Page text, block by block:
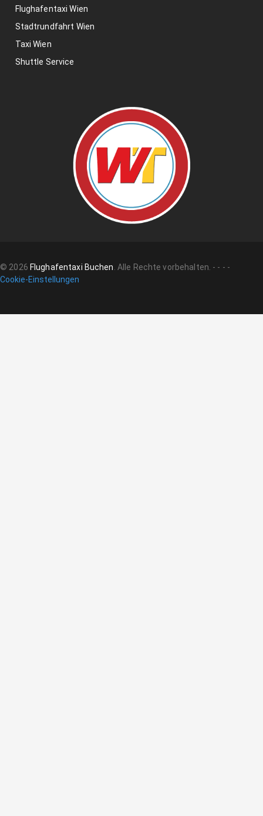
Flughafentaxi Wien
Stadtrundfahrt Wien
Taxi Wien
Shuttle Service
© 2026 Flughafentaxi Buchen. Alle Rechte vorbehalten. - - - -
Cookie-Einstellungen